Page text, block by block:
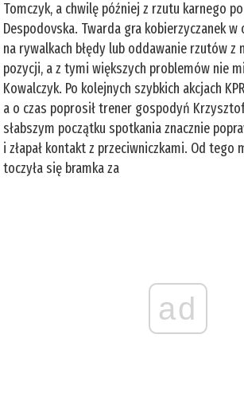
Tomczyk, a chwilę później z rzutu karnego
Despodovska. Twarda gra kobierzyczanek w
na rywalkach błędy lub oddawanie rzutów z
pozycji, a z tymi większych problemów nie
Kowalczyk. Po kolejnych szybkich akcjach
a o czas poprosił trener gospodyń
słabszym początku spotkania znacznie
i złapał kontakt z przeciwniczkami. Od tego
toczyła się bramka za
ad